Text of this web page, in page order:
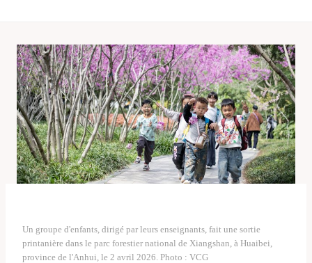
Un groupe d'enfants, dirigé par leurs enseignants, fait une sortie
printanière dans le parc forestier national de Xiangshan, à Huaibei,
province de l'Anhui, le 2 avril 2026. Photo : VCG